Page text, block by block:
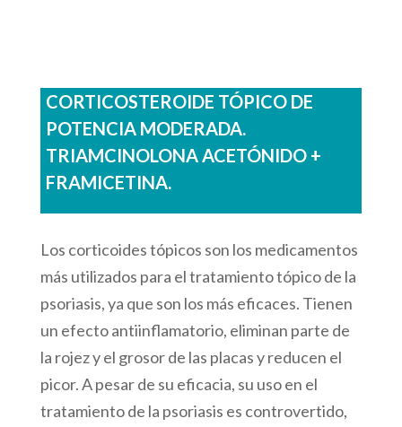
CORTICOSTEROIDE TÓPICO DE
POTENCIA MODERADA.
TRIAMCINOLONA ACETÓNIDO +
FRAMICETINA.
Los corticoides tópicos son los medicamentos
más utilizados para el tratamiento tópico de la
psoriasis, ya que son los más eficaces. Tienen
un efecto antiinflamatorio, eliminan parte de
la rojez y el grosor de las placas y reducen el
picor. A pesar de su eficacia, su uso en el
tratamiento de la psoriasis es controvertido,